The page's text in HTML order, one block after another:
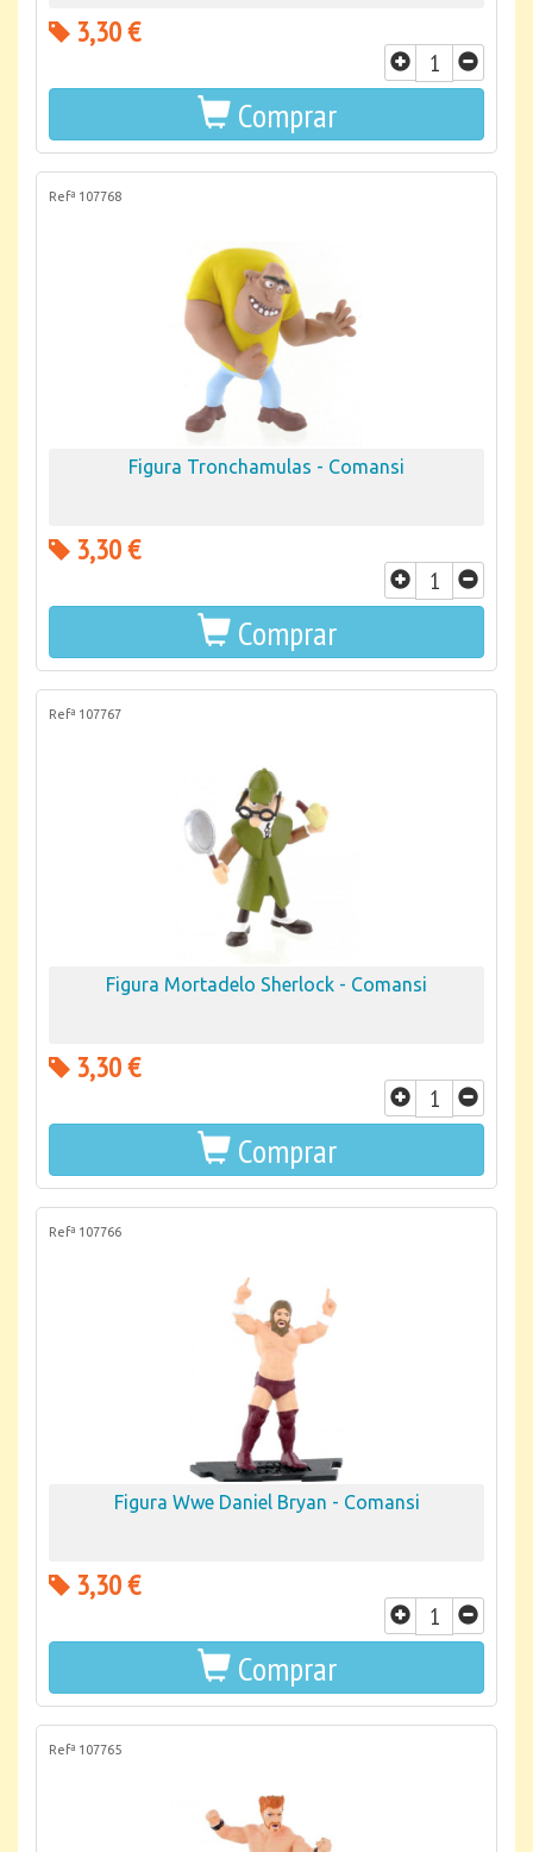
3,30 €
Comprar
Refª 107768
Figura Tronchamulas - Comansi
3,30 €
Comprar
Refª 107767
Figura Mortadelo Sherlock - Comansi
3,30 €
Comprar
Refª 107766
Figura Wwe Daniel Bryan - Comansi
3,30 €
Comprar
Refª 107765